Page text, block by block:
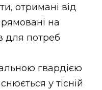
отримані від
на
для потреб
гвардією
у тісній